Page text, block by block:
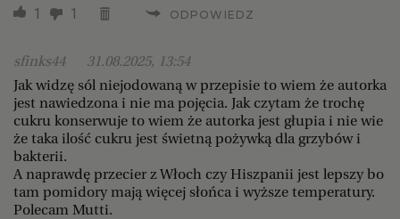
1 1 ODPOWIEDZ
sfinks44
31.08.2025, 13:54
Jak widzę sól niejodowaną w przepisie to wiem że autorka
jest nawiedzona i nie ma pojęcia. Jak czytam że trochę
cukru konserwuje to wiem że autorka jest głupia i nie wie
że taka ilość cukru jest świetną pożywką dla grzybów i
bakterii.
A naprawdę przecier z Włoch czy Hiszpanii jest lepszy bo
tam pomidory mają więcej słońca i wyższe temperatury.
Polecam Mutti.